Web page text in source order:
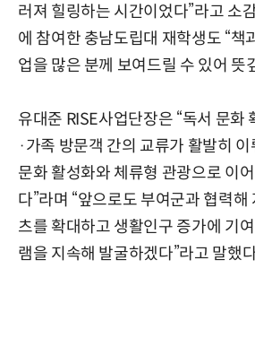
러져 힐링하는 시간이었다”라고 소
에 참여한 충남도립대 재학생도 “책
업을 많은 분께 보여드릴 수 있어 뜻
유대준 RISE사업단장은 “독서 문화
·가족 방문객 간의 교류가 활발히
문화 활성화와 체류형 관광으로 이
다”라며 “앞으로도 부여군과 협력해
츠를 확대하고 생활인구 증가에 기
램을 지속해 발굴하겠다”라고 말했